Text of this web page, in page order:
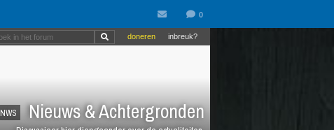
NWS Nieuws & Achtergronden
inbreuk?
doneren